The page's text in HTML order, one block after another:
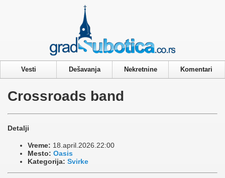
Vesti Dešavanja Nekretnine Komentari
Crossroads band
Detalji
Vreme: 18.april.2026.22:00
Mesto: Oasis
Kategorija: Svirke
Privacy & Cookies Policy